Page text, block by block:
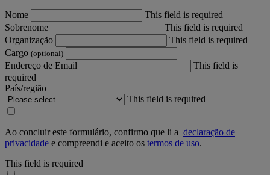
Nome
This field is required
Sobrenome
This field is required
Organização
This field is required
Cargo (optional)
Endereço de Email
This field is
required
País/região
This field is required
Ao concluir este formulário, confirmo que li a declaração de
privacidade e compreendi e aceito os termos de uso.
This field is required